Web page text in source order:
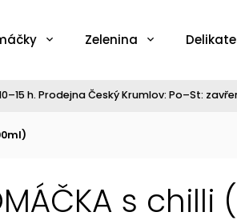
Zelenina
h. Prodejna Český Krumlov: Po–St:
s